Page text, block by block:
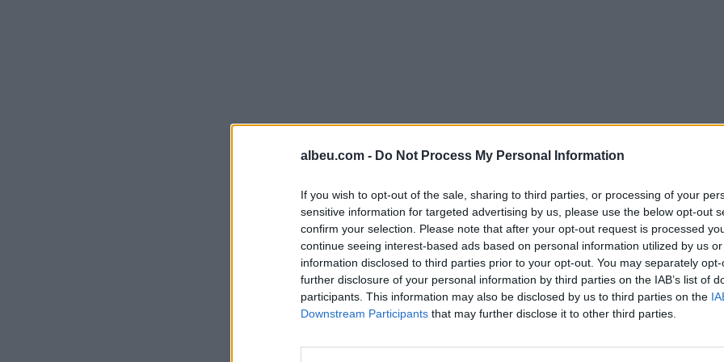
albeu.com - Do Not Process My Personal Information
If you wish to opt-out of the sale, sharing to third parties, or processing of your
sensitive information for targeted advertising by us, please use the below opt-out
confirm your selection. Please note that after your opt-out request is processed
continue seeing interest-based ads based on personal information utilized by us
information disclosed to third parties prior to your opt-out. You may separately
further disclosure of your personal information by third parties on the IAB’s list of
participants. This information may also be disclosed by us to third parties on the
Downstream Participants that may further disclose it to other third parties.